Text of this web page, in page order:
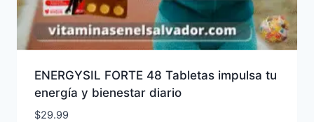
ENERGYSIL FORTE 48 Tabletas impulsa tu
energía y bienestar diario
$29.99